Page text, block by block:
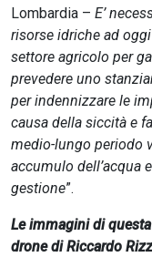
Lombardia – E’
risorse idriche ad
settore agricolo per
prevedere uno
per indennizzare le
causa della siccità e
medio-lungo periodo
accumulo dell’acqua
gestione”.
Le immagini di
drone di Riccardo